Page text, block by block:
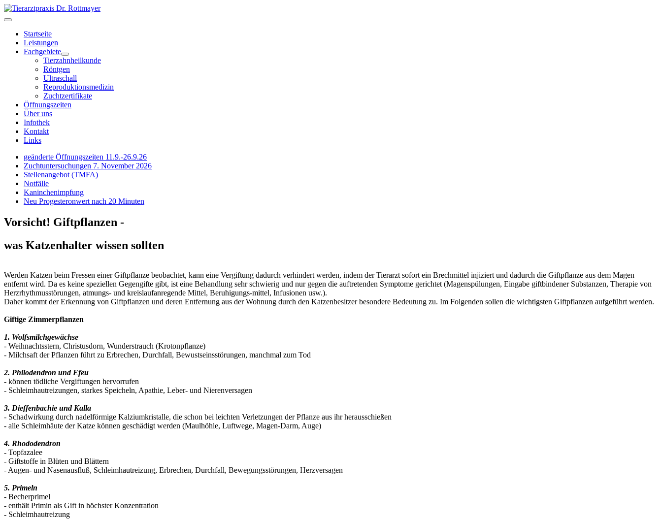
Startseite
Leistungen
Fachgebiete
Tierzahnheilkunde
Röntgen
Ultraschall
Reproduktionsmedizin
Zuchtzertifikate
Öffnungszeiten
Über uns
Infothek
Kontakt
Links
geänderte Öffnungszeiten 11.9.-26.9.26
Zuchtuntersuchungen 7. November 2026
Stellenangebot (TMFA)
Notfälle
Kaninchenimpfung
Neu Progesteronwert nach 20 Minuten
Vorsicht! Giftpflanzen -
was Katzenhalter wissen sollten
Werden Katzen beim Fressen einer Giftpflanze beobachtet, kann eine Vergiftung dadurch verhindert werden, indem der Tierarzt sofort ein Brechmittel injiziert und dadurch die Giftpflanze aus dem Magen
entfernt wird. Da es keine speziellen Gegengifte gibt, ist eine Behandlung sehr schwierig und nur gegen die auftretenden Symptome gerichtet (Magenspülungen, Eingabe giftbindener Substanzen, Therapie von
Herzrhythmusstörungen, atmungs- und kreislaufanregende Mittel, Beruhigungs-mittel, Infusionen usw.).
Daher kommt der Erkennung von Giftpflanzen und deren Entfernung aus der Wohnung durch den Katzenbesitzer besondere Bedeutung zu. Im Folgenden sollen die wichtigsten Giftpflanzen aufgeführt werden.
Giftige Zimmerpflanzen
1. Wolfsmilchgewächse
- Weihnachtsstern, Christusdorn, Wunderstrauch (Krotonpflanze)
- Milchsaft der Pflanzen führt zu Erbrechen, Durchfall, Bewustseinsstörungen, manchmal zum Tod
2. Philodendron und Efeu
- können tödliche Vergiftungen hervorrufen
- Schleimhautreizungen, starkes Speicheln, Apathie, Leber- und Nierenversagen
3. Dieffenbachie und Kalla
- Schadwirkung durch nadelförmige Kalziumkristalle, die schon bei leichten Verletzungen der Pflanze aus ihr herausschießen
- alle Schleimhäute der Katze können geschädigt werden (Maulhöhle, Luftwege, Magen-Darm, Auge)
4. Rhododendron
- Topfazalee
- Giftstoffe in Blüten und Blättern
- Augen- und Nasenausfluß, Schleimhautreizung, Erbrechen, Durchfall, Bewegungsstörungen, Herzversagen
5. Primeln
- Becherprimel
- enthält Primin als Gift in höchster Konzentration
- Schleimhautreizung